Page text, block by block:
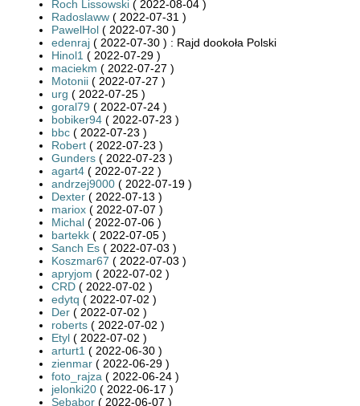
Roch Lissowski ( 2022-08-04 )
Radoslaww ( 2022-07-31 )
PawelHol ( 2022-07-30 )
edenraj ( 2022-07-30 ) : Rajd dookoła Polski
Hinol1 ( 2022-07-29 )
maciekm ( 2022-07-27 )
Motonii ( 2022-07-27 )
urg ( 2022-07-25 )
goral79 ( 2022-07-24 )
bobiker94 ( 2022-07-23 )
bbc ( 2022-07-23 )
Robert ( 2022-07-23 )
Gunders ( 2022-07-23 )
agart4 ( 2022-07-22 )
andrzej9000 ( 2022-07-19 )
Dexter ( 2022-07-13 )
mariox ( 2022-07-07 )
Michal ( 2022-07-06 )
bartekk ( 2022-07-05 )
Sanch Es ( 2022-07-03 )
Koszmar67 ( 2022-07-03 )
apryjom ( 2022-07-02 )
CRD ( 2022-07-02 )
edytq ( 2022-07-02 )
Der ( 2022-07-02 )
roberts ( 2022-07-02 )
Etyl ( 2022-07-02 )
arturt1 ( 2022-06-30 )
zienmar ( 2022-06-29 )
foto_rajza ( 2022-06-24 )
jelonki20 ( 2022-06-17 )
Sebabor ( 2022-06-07 )